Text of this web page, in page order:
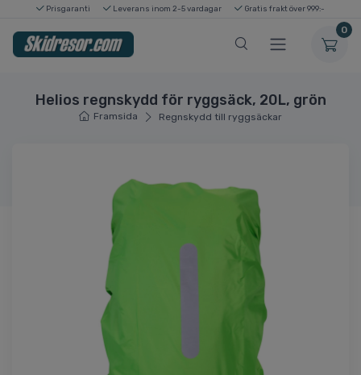
Prisgaranti Leverans inom 2-5 vardagar Gratis frakt över 999:-
0
Helios regnskydd för ryggsäck, 20L, grön
Framsida Regnskydd till ryggsäckar